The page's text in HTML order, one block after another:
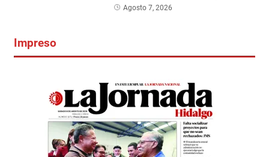
Agosto 7, 2026
Impreso